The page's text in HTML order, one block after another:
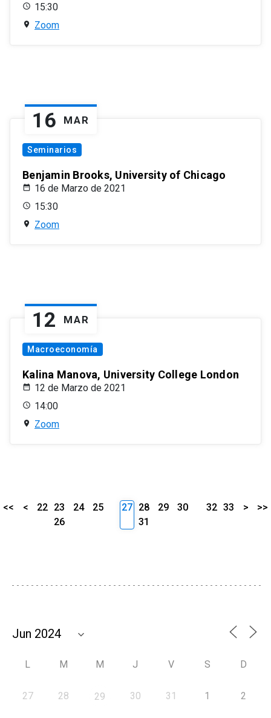
15:30
Zoom
16 MAR
Seminarios
Benjamin Brooks, University of Chicago
16 de Marzo de 2021
15:30
Zoom
12 MAR
Macroeconomía
Kalina Manova, University College London
12 de Marzo de 2021
14:00
Zoom
<< < 22 23 24
25
26
27 28 29
30
31
32 33 > >>
L M M J V S D
27 28 29 30 31 1 2